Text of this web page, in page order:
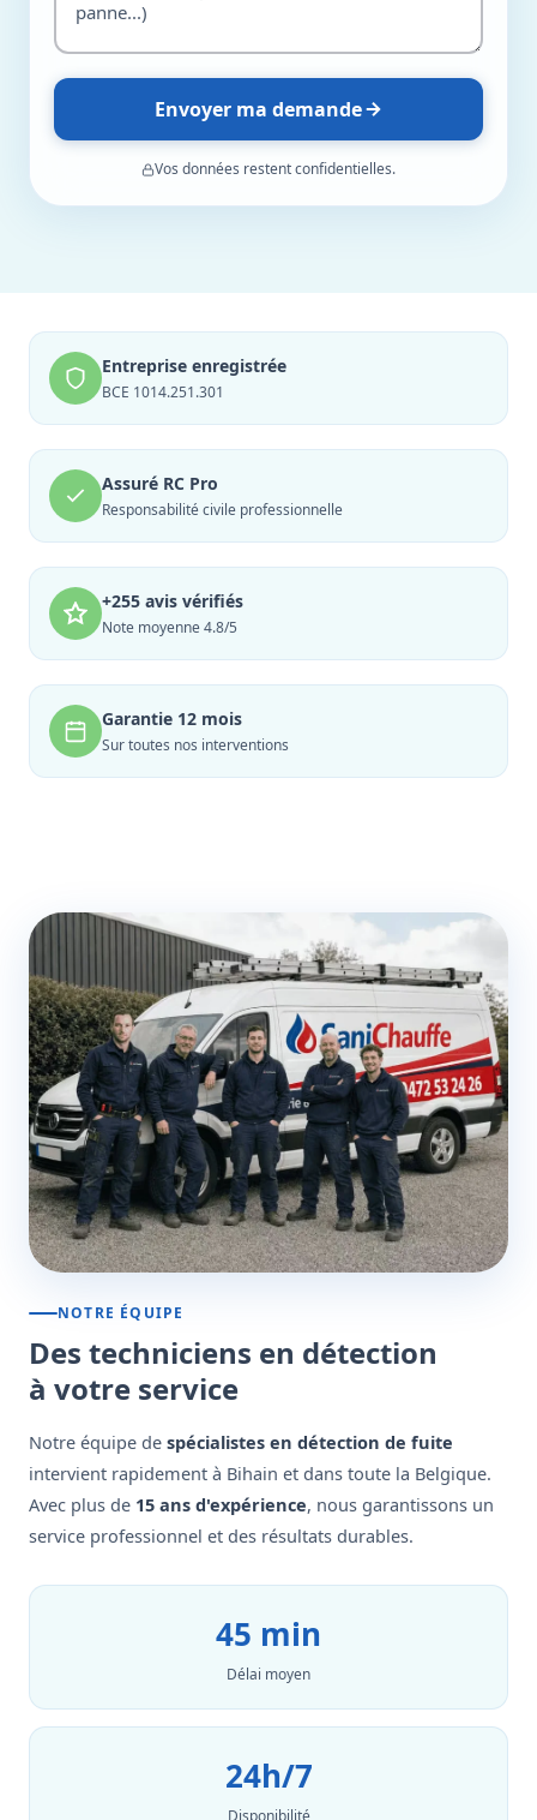
Envoyer ma demande
Vos données restent confidentielles.
Entreprise enregistrée
BCE 1014.251.301
Assuré RC Pro
Responsabilité civile professionnelle
+255 avis vérifiés
Note moyenne 4.8/5
Garantie 12 mois
Sur toutes nos interventions
NOTRE ÉQUIPE
Des techniciens en détection
à votre service
Notre équipe de spécialistes en détection de fuite
intervient rapidement à Bihain et dans toute la Belgique.
Avec plus de 15 ans d'expérience, nous garantissons un
service professionnel et des résultats durables.
45 min
Délai moyen
24h/7
Disponibilité